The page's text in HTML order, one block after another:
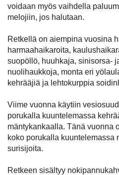
voidaan myös vaihdella
melojiin, jos halutaan.
Retkellä on aiempina vuosina
harmaahaikaroita,
suopöllö, huuhkaja, sinisorsa-
nuolihaukkoja, monta eri
kehrääjiä ja lehtokurppia
Viime vuonna käytiin
porukalla kuuntelemassa
mäntykankaalla. Tänä vuonna
koko porukalla kuuntelemassa
surisijoita.
Retkeen sisältyy